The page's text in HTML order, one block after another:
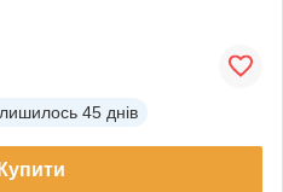
45 днів
Купити